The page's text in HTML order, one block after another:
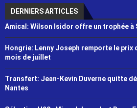
DERNIERS ARTICLES
Amical: Wilson Isidor offre un trophée à
Hongrie: Lenny Joseph remporte le prix
mois de juillet
Transfert: Jean-Kevin Duverne quitte
Nantes